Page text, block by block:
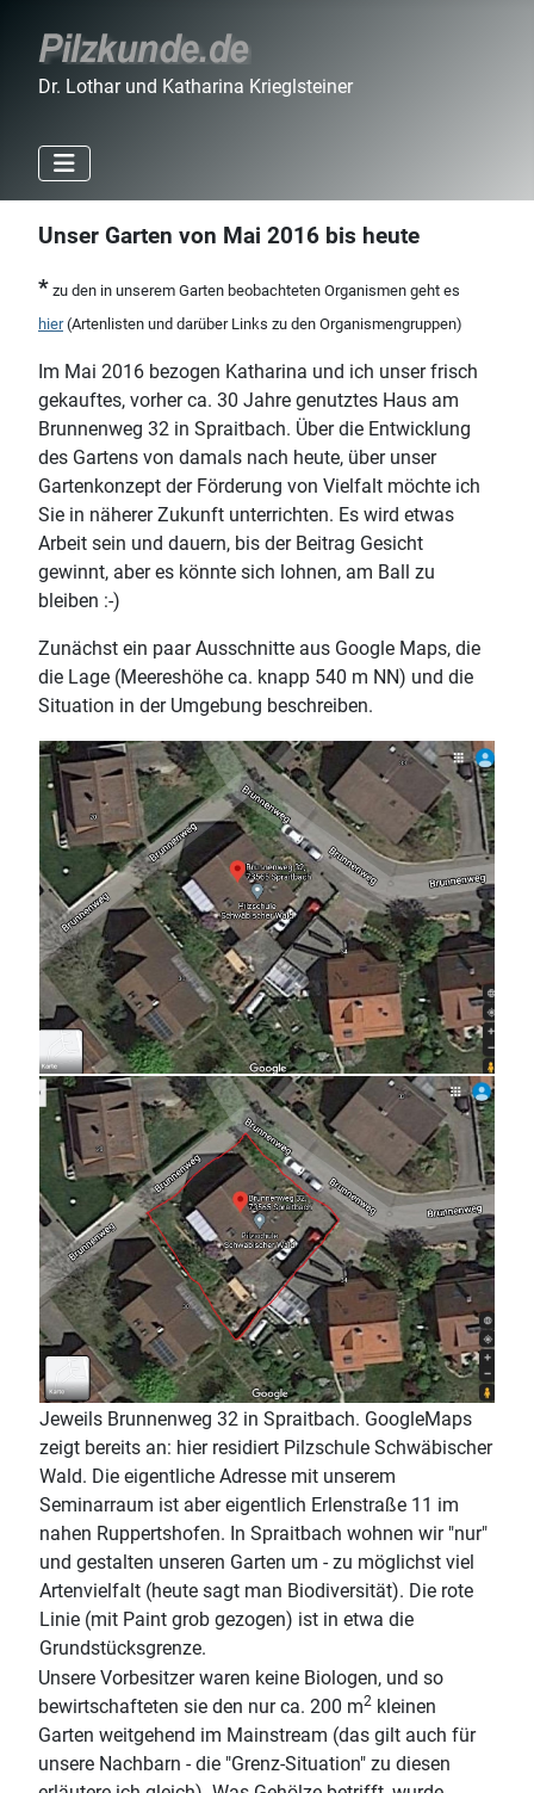
Dr. Lothar und Katharina Krieglsteiner
Unser Garten von Mai 2016 bis heute
* zu den in unserem Garten beobachteten Organismen geht es
hier(Artenlisten und darüber Links zu den Organismengruppen)
Im Mai 2016 bezogen Katharina und ich unser frisch
gekauftes, vorher ca. 30 Jahre genutztes Haus am
Brunnenweg 32 in Spraitbach. Über die Entwicklung
des Gartens von damals nach heute, über unser
Gartenkonzept der Förderung von Vielfalt möchte ich
Sie in näherer Zukunft unterrichten. Es wird etwas
Arbeit sein und dauern, bis der Beitrag Gesicht
gewinnt, aber es könnte sich lohnen, am Ball zu
bleiben :-)
Zunächst ein paar Ausschnitte aus Google Maps, die
die Lage (Meereshöhe ca. knapp 540 m NN) und die
Situation in der Umgebung beschreiben.
Jeweils Brunnenweg 32 in Spraitbach. GoogleMaps
zeigt bereits an: hier residiert Pilzschule Schwäbischer
Wald. Die eigentliche Adresse mit unserem
Seminarraum ist aber eigentlich Erlenstraße 11 im
nahen Ruppertshofen. In Spraitbach wohnen wir "nur"
und gestalten unseren Garten um - zu möglichst viel
Artenvielfalt (heute sagt man Biodiversität). Die rote
Linie (mit Paint grob gezogen) ist in etwa die
Grundstücksgrenze.
Unsere Vorbesitzer waren keine Biologen, und so
bewirtschafteten sie den nur ca. 200 m2 kleinen
Garten weitgehend im Mainstream (das gilt auch für
unsere Nachbarn - die "Grenz-Situation" zu diesen